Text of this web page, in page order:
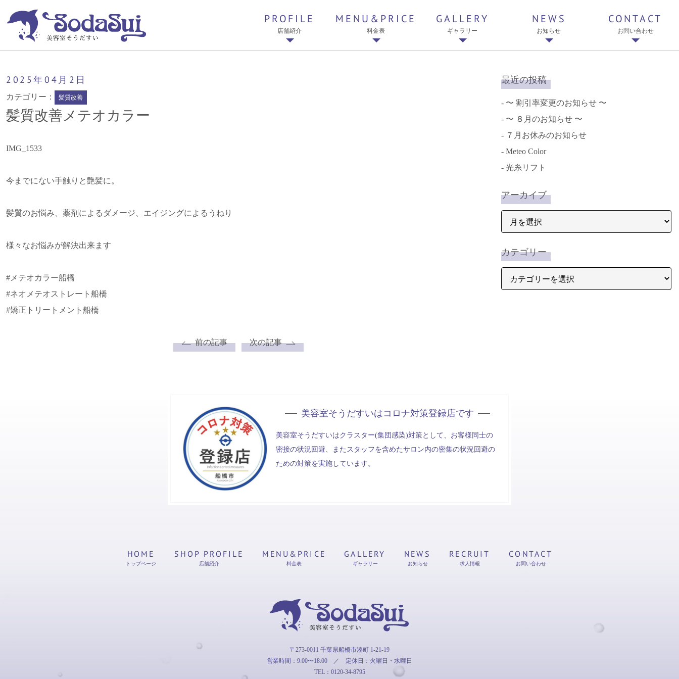
そうだすい髪質改善メテオカラー
PROFILE
店舗紹介
MENU&PRICE
料金表
GALLERY
ギャラリー
NEWS
お知らせ
CONTACT
お問い合わせ
2025年04月 2日
カテゴリー： 髪質改善
髪質改善メテオカラー
IMG_1533
今までにない手触りと艶髪に。
髪質のお悩み、薬剤によるダメージ、エイジングによるうねり
様々なお悩みが解決出来ます
#メテオカラー船橋
#ネオメテオストレート船橋
#矯正トリートメント船橋
前の記事 次の記事
最近の投稿
〜 割引率変更のお知らせ 〜
〜 ８月のお知らせ 〜
７月お休みのお知らせ
Meteo Color
光糸リフト
アーカイブ
カテゴリー
美容室そうだすいはコロナ対策登録店です
美容室そうだすいはクラスター(集団感染)対策として、お客様同士の
密接の状況回避、またスタッフを含めたサロン内の密集の状況回避の
ための対策を実施しています。
HOME
トップページ
SHOP PROFILE
店舗紹介
MENU&PRICE
料金表
GALLERY
ギャラリー
NEWS
お知らせ
RECRUIT
求人情報
CONTACT
お問い合わせ
そうだすい
〒273-0011 千葉県船橋市湊町 1-21-19
営業時間：9:00〜18:00 ／ 定休日：火曜日・水曜日
TEL：0120-34-8795